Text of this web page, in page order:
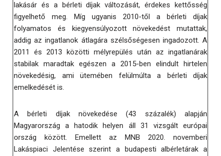
lakásár és a bérleti díjak változását, érdekes kettősség
figyelhető meg. Míg ugyanis 2010-től a bérleti díjak
folyamatos és kiegyensúlyozott növekedést mutattak,
addig az ingatlanok átlagára szélsőségesen ingadozott. A
2011 és 2013 közötti mélyrepülés után az ingatlanárak
stabilak maradtak egészen a 2015-ben elindult hirtelen
növekedésig, ami ütemében felülmúlta a bérleti díjak
emelkedését is.
A bérleti díjak növekedése (43 százalék) alapján
Magyarország a hatodik helyen áll 31 vizsgált európai
ország között. Emellett az MNB 2020. novemberi
Lakáspiaci Jelentése szerint a budapesti albérletárak a